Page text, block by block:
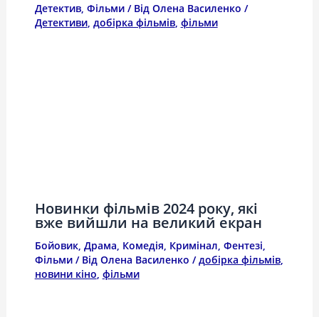
Детектив, Фільми/ Від Олена Василенко /
Детективи, добірка фільмів, фільми
Новинки фільмів 2024 року, які
вже вийшли на великий екран
Бойовик, Драма, Комедія, Кримінал, Фентезі,
Фільми/ Від Олена Василенко /добірка фільмів,
новини кіно, фільми